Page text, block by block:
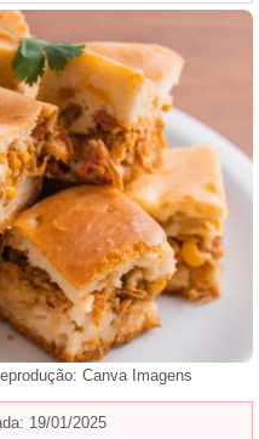
Canva Imagens
19/01/2025